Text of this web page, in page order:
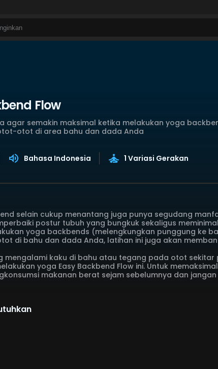
Flow
agar semakin maksimal ketika melakukan yoga
otot di area bahu dan dada Anda
Bahasa Indonesia 1 Variasi Gerakan
selain cukup menantang juga punya segudang
postur tubuh yang bungkuk sekaligus
yoga backbends (melengkungkan punggung ke
di bahu dan dada Anda, latihan ini juga akan
mengalami kaku di bahu atau tegang pada otot
yoga Easy Backbend Flow ini. Untuk
makanan berat sejam sebelumnya dan